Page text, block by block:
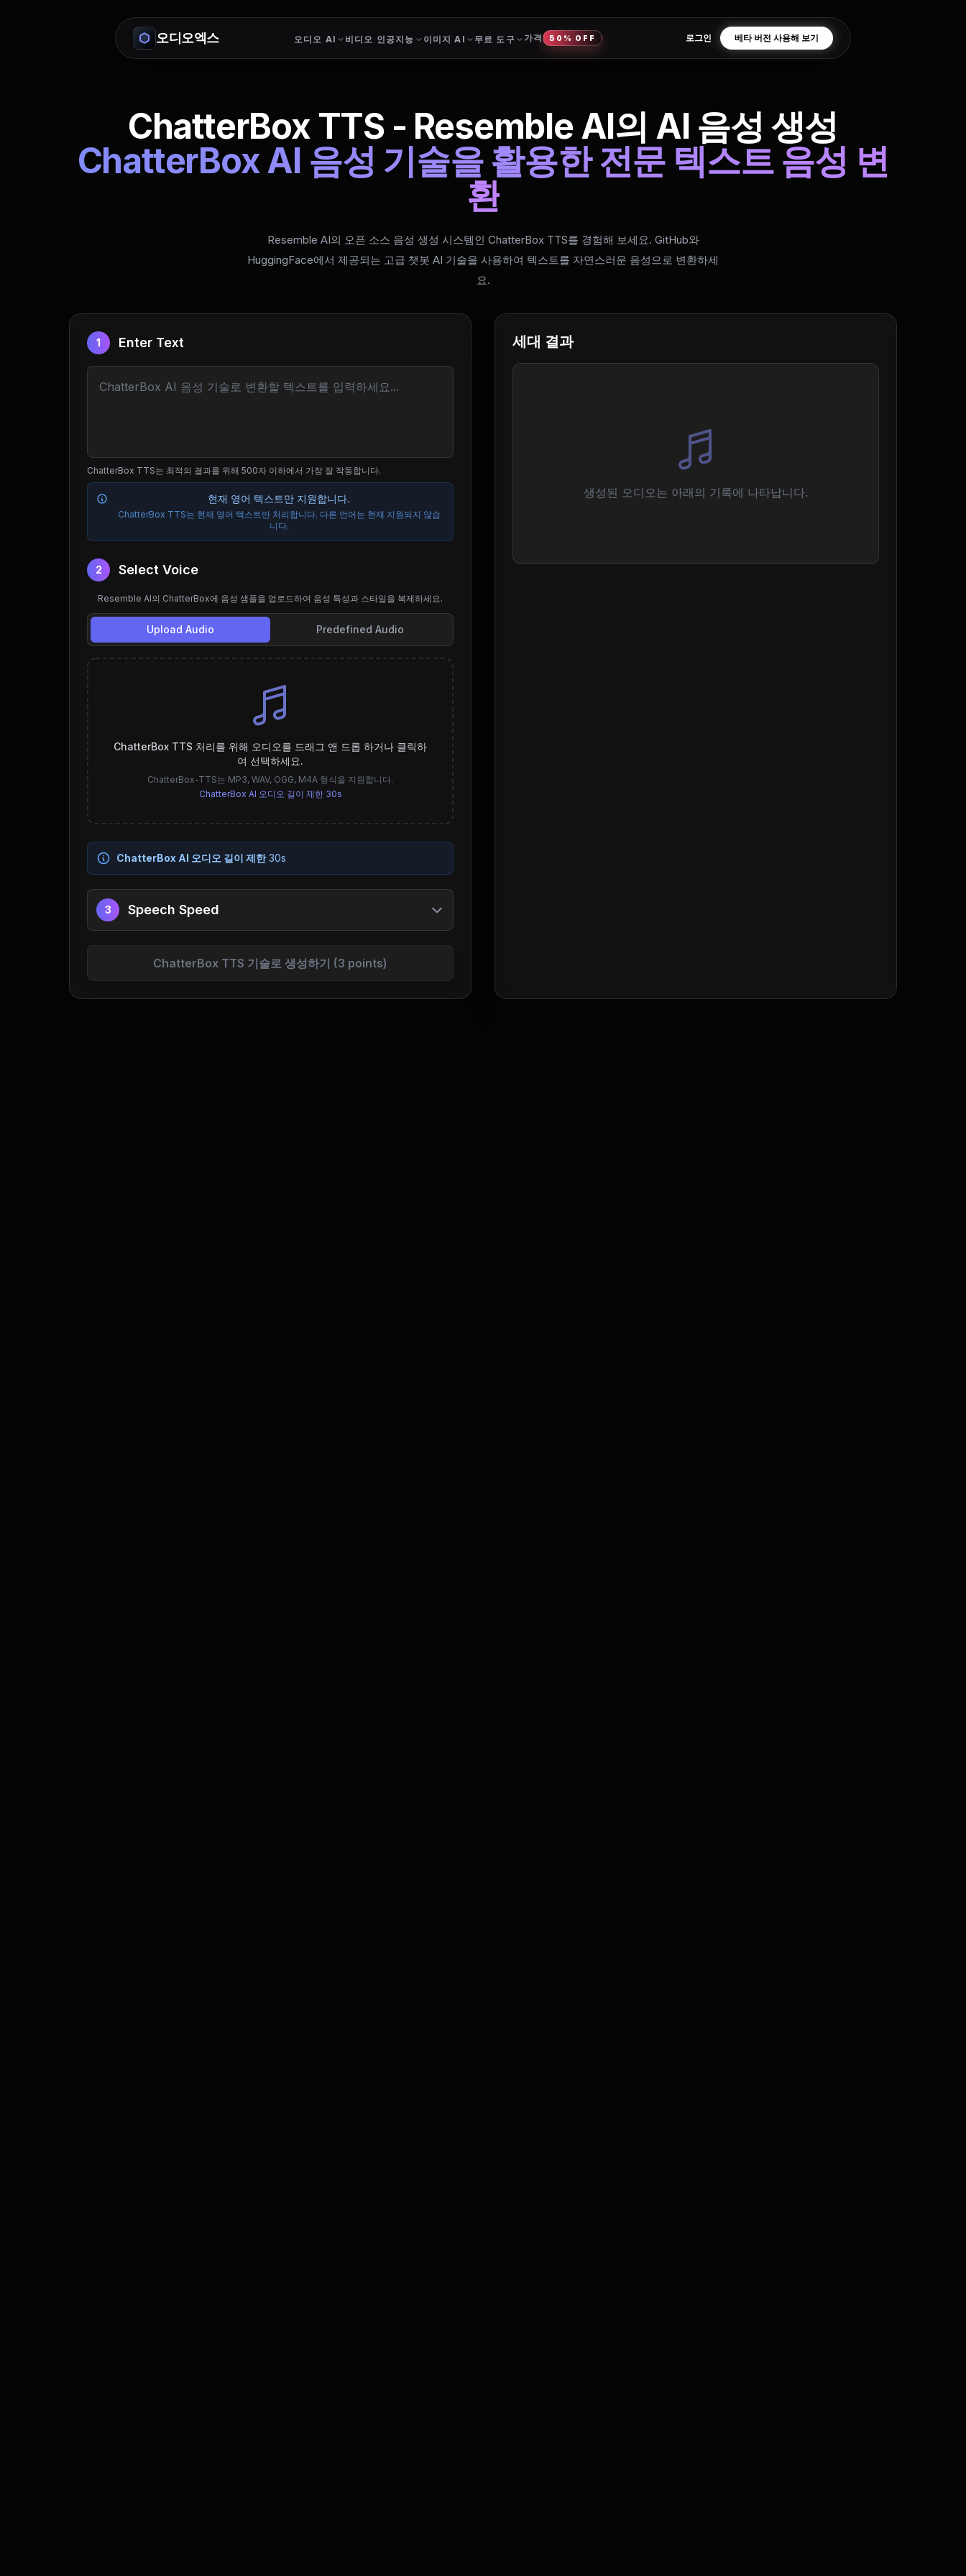
오디오엑스 오디오 AI 비디오 인공지능 이미지 AI 무료 도구 가격 50% OFF 로그인 베타 버전 사용해 보기
ChatterBox TTS - Resemble AI의 AI 음성 생성
ChatterBox AI 음성 기술을 활용한 전문 텍스트 음성 변
환
Resemble AI의 오픈 소스 음성 생성 시스템인 ChatterBox TTS를 경험해 보세요. GitHub와
HuggingFace에서 제공되는 고급 챗봇 AI 기술을 사용하여 텍스트를 자연스러운 음성으로 변환하세
요.
1 Enter Text
ChatterBox TTS는 최적의 결과를 위해 500자 이하에서 가장 잘 작동합니다.
현재 영어 텍스트만 지원합니다.
ChatterBox TTS는 현재 영어 텍스트만 처리합니다. 다른 언어는 현재 지원되지 않습
니다.
2 Select Voice
Resemble AI의 ChatterBox에 음성 샘플을 업로드하여 음성 특성과 스타일을 복제하세요.
Upload Audio Predefined Audio
ChatterBox TTS 처리를 위해 오디오를 드래그 앤 드롭 하거나 클릭하
여 선택하세요.
ChatterBox-TTS는 MP3, WAV, OGG, M4A 형식을 지원합니다.
ChatterBox AI 오디오 길이 제한30s
ChatterBox AI 오디오 길이 제한30s
3 Speech Speed
ChatterBox TTS 기술로 생성하기 (3 points)
세대 결과
생성된 오디오는 아래의 기록에 나타납니다.